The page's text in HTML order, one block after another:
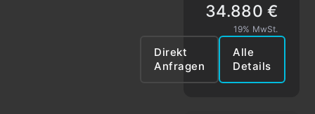
Alle
Details
Direkt
Anfragen
34.880 €
19% MwSt.